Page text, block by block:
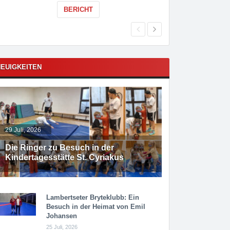
BERICHT
Die Ringer zu Besuch in der
Kindertagesstätte St. Cyriakus
29 Juli, 2026
Lambertseter Bryteklubb: Ein
Besuch in der Heimat von Emil
Johansen
25 Juli, 2026